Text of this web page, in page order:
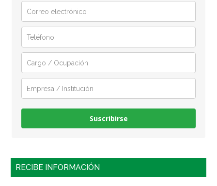
Suscribirse
RECIBE INFORMACIÓN